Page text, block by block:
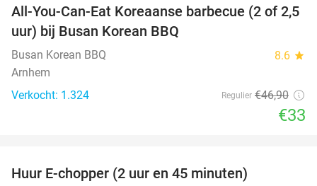
30%
All-You-Can-Eat Koreaanse barbecue (2 of 2,5
uur) bij Busan Korean BBQ
Busan Korean BBQ 8.6 star
Arnhem
Verkocht: 1.324
Regulier €46,90
€33
Huur E-chopper (2 uur en 45 minuten)